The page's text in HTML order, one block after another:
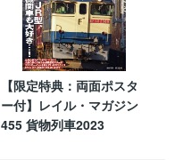
【限定特典：両面ポスタ
ー付】レイル・マガジン
455 貨物列車2023